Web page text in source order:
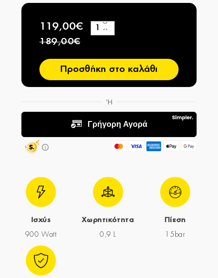
119,00€
189,00€
−
+
Προσθήκη στο καλάθι
Ισχύς
900 Watt
Χωρητικότητα
0,9 L
Πίεση
15bar